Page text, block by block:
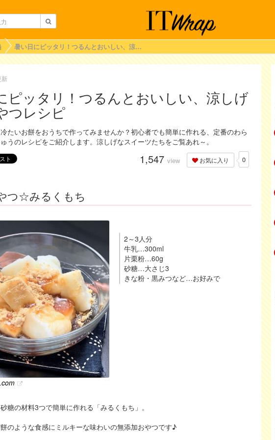
暑い日にピッタリ！つるんとおいしい、涼しげな餅おやつレシピ
新
ピッタリ！つるんとおいしい、涼しげ
つレシピ
たいお餅をおうちで作ってみませんか？初心者でも簡単に作れる、定番のわら
うのレシピをご紹介します。涼しげなスイーツたちをご覧あれ～。
1,547 view お気に入り 0
つ☆みるくもち
2～3人分
牛乳…300ml
片栗粉…60g
砂糖…大さじ3
きな粉・黒みつなど…お好みで
糖の材料3つで簡単に作れる「みるくもち」。
のような食感にミルキーな味わいの無添加おやつです♪